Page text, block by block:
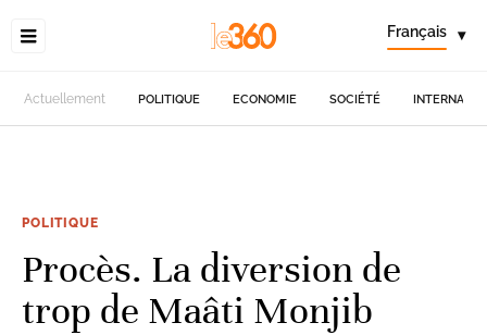
Français ▾
Actuellement POLITIQUE ECONOMIE SOCIÉTÉ
POLITIQUE
Procès. La diversion de
trop de Maâti Monjib